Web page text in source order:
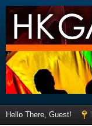
Hello There, Guest!